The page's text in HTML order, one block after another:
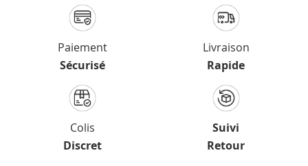
Paiement
Sécurisé
Livraison
Rapide
Colis
Discret
Suivi
Retour